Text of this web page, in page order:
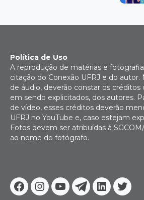
Facebook
Instagram
YoutubeTelegram
Linkedin
Política de Uso
A reprodução de matérias e
citação do Conexão UFRJ e do autor.
de áudio, deverão constar os créditos
em sendo explicitados, dos autores.
de vídeo, esses créditos deverão
UFRJ no YouTube e, caso estejam
Fotos devem ser atribuídas à
ao nome do fotógrafo.